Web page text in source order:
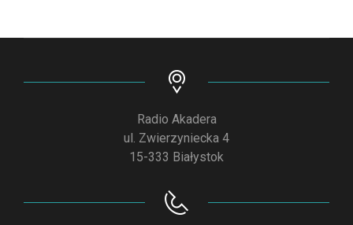
Radio Akadera
ul. Zwierzyniecka 4
15-333 Białystok